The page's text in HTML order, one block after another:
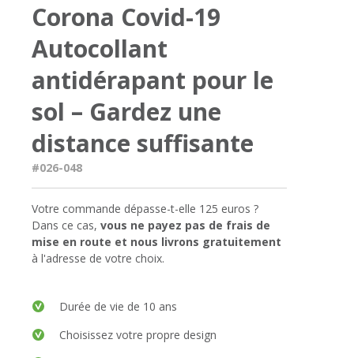
Corona Covid-19
Autocollant
antidérapant pour le
sol – Gardez une
distance suffisante
#026-048
Votre commande dépasse-t-elle 125 euros ?
Dans ce cas,vous ne payez pas de frais de
mise en route et nous livrons gratuitement
à l'adresse de votre choix.
Durée de vie de 10 ans
Choisissez votre propre design